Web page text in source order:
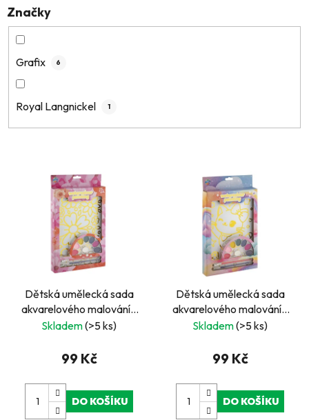
Značky
Grafix 6
Royal Langnickel 1
Dětská umělecká sada
akvarelového malování -
květiny
Skladem(>5 ks)
99 Kč
DO KOŠÍKU
Dětská umělecká sada
akvarelového malování -
kočka
Skladem(>5 ks)
99 Kč
DO KOŠÍKU